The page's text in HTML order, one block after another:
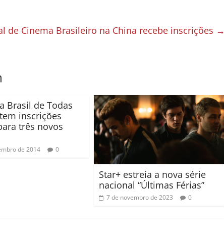
de Cinema Brasileiro na China recebe inscrições →
Brasil de Todas
inscrições
três novos
de 2014 0
Star+ estreia a nova série
nacional “Últimas Férias”
7 de novembro de 2023 0